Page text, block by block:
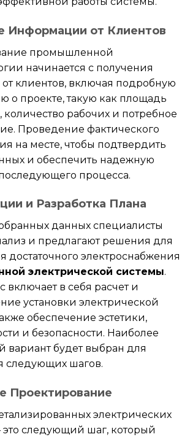
Информации от Клиентов
промышленной
начинается с получения
клиентов, включая подробную
о проекте, такую как площадь
рабочих и потребное
Проведение фактического
на месте, чтобы подтвердить
и обеспечить надежную
процесса.
и Разработка Плана
данных специалисты
и предлагают решения для
достаточного электроснабжения
электрической системы.
включает в себя расчет и
установки электрической
обеспечение эстетики,
и безопасности. Наиболее
вариант будет выбран для
следующих шагов.
Проектирование
электрических
следующий шаг, который